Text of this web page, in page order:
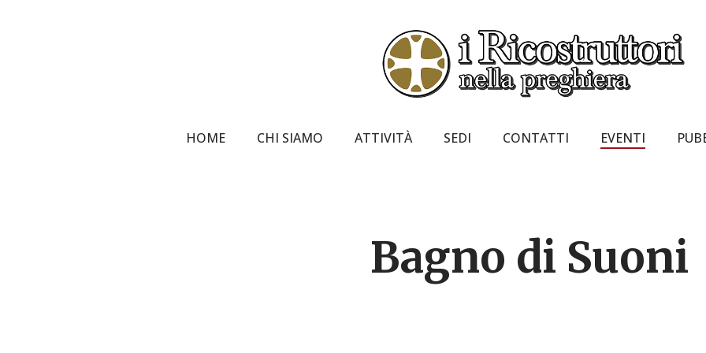
HOME CHI SIAMO ATTIVITÀ SEDI CONTATTI EVENTI
Bagno di Suoni